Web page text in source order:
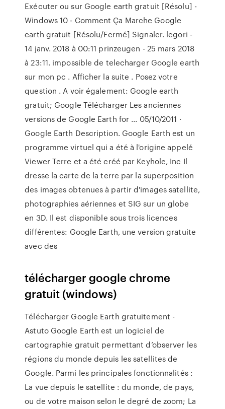
Exécuter ou sur Google earth gratuit [Résolu] -
Windows 10 - Comment Ça Marche Google
earth gratuit [Résolu/Fermé] Signaler. legori -
14 janv. 2018 à 00:11 prinzeugen - 25 mars 2018
à 23:11. impossible de telecharger Google earth
sur mon pc . Afficher la suite . Posez votre
question . A voir également: Google earth
gratuit; Google Télécharger Les anciennes
versions de Google Earth for ... 05/10/2011 ·
Google Earth Description. Google Earth est un
programme virtuel qui a été à l'origine appelé
Viewer Terre et a été créé par Keyhole, Inc Il
dresse la carte de la terre par la superposition
des images obtenues à partir d'images satellite,
photographies aériennes et SIG sur un globe
en 3D. Il est disponible sous trois licences
différentes: Google Earth, une version gratuite
avec des
télécharger google chrome
gratuit (windows)
Télécharger Google Earth gratuitement -
Astuto Google Earth est un logiciel de
cartographie gratuit permettant d’observer les
régions du monde depuis les satellites de
Google. Parmi les principales fonctionnalités :
La vue depuis le satellite : du monde, de pays,
ou de votre maison selon le degré de zoom; La